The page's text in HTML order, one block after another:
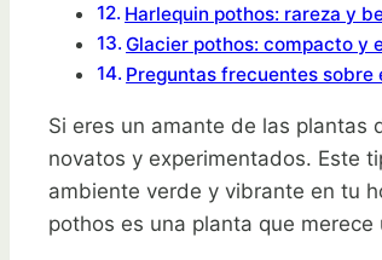
Harlequin pothos: rareza y
Glacier pothos: compacto y
Preguntas frecuentes sobre
Si eres un amante de las plantas
novatos y experimentados. Este
ambiente verde y vibrante en tu
pothos es una planta que